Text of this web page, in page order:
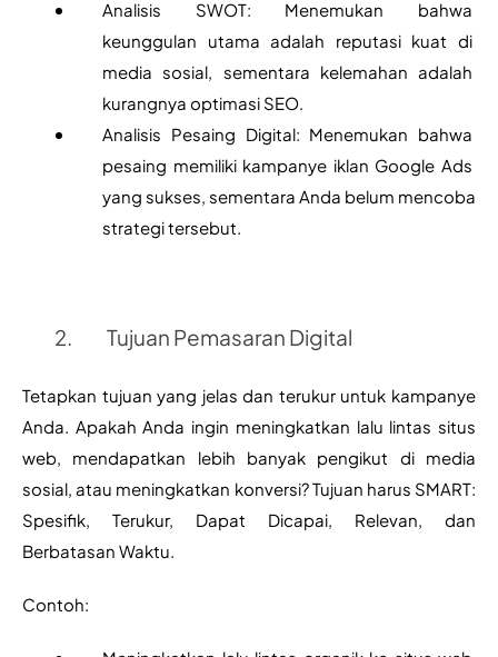
Analisis SWOT: Menemukan bahwa
keunggulan utama adalah reputasi kuat di
media sosial, sementara kelemahan adalah
kurangnya optimasi SEO.
Analisis Pesaing Digital: Menemukan bahwa
pesaing memiliki kampanye iklan Google Ads
yang sukses, sementara Anda belum mencoba
strategi tersebut.
Tujuan Pemasaran Digital
Tetapkan tujuan yang jelas dan terukur untuk kampanye
Anda. Apakah Anda ingin meningkatkan lalu lintas situs
web, mendapatkan lebih banyak pengikut di media
sosial, atau meningkatkan konversi? Tujuan harus SMART:
Spesifik, Terukur, Dapat Dicapai, Relevan, dan
Berbatasan Waktu.
Contoh: